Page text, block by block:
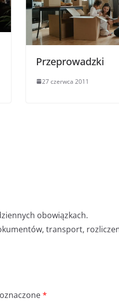
Przeprowadzki
27 czerwca 2011
obowiązkach.
transport,
*